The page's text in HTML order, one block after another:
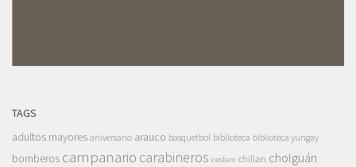
TAGS
adultos mayores aniversario arauco basquetbol biblioteca biblioteca yungay
bomberos campanario carabineros cesfam chillan cholguán